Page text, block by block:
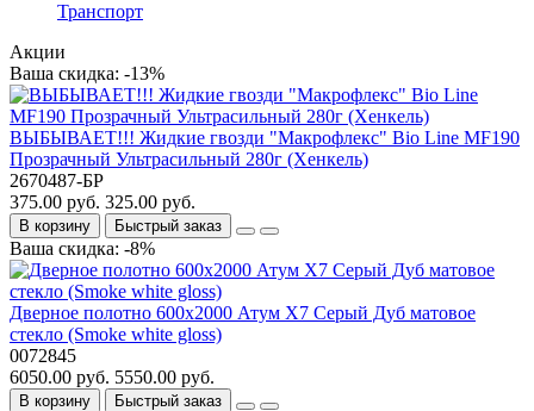
Транспорт
Акции
Ваша скидка: -13%
ВЫБЫВАЕТ!!! Жидкие гвозди "Макрофлекс" Bio Line MF190
Прозрачный Ультрасильный 280г (Хенкель)
2670487-БР
375.00 руб. 325.00 руб.
В корзину Быстрый заказ
Ваша скидка: -8%
Дверное полотно 600x2000 Атум Х7 Серый Дуб матовое
стекло (Smoke white gloss)
0072845
6050.00 руб. 5550.00 руб.
В корзину Быстрый заказ